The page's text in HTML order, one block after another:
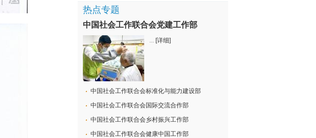
热点专题
中国社会工作联合会党建工作部
... [详细]
中国社会工作联合会标准化与能力建设部
中国社会工作联合会国际交流合作部
中国社会工作联合会乡村振兴工作部
中国社会工作联合会健康中国工作部